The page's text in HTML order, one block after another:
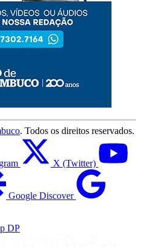
. Todos os direitos reservados.
X (Twitter)
Google Discover
DP